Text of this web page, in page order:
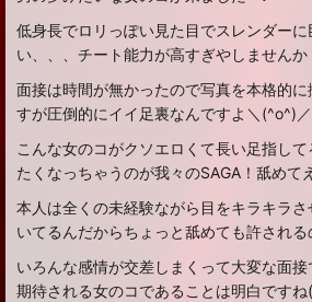
低身長でロリっぽい見た目でスレンダー
い、、、チート能力が高すぎやしませんか
面接は時間が無かったので写真を本格的
すが圧倒的にイイ足裏なんですよ＼(^o^)／
こんな女のコがクソエロくて長い足指し
たくなっちゃうのが我々のSAGA！舐めて
本人は全くの未経験ながら目をキラキラ
いてるんだからちょっと舐めても許される
いろんな感情が交差しまくって大変な面
期待される女のコであることは明白です